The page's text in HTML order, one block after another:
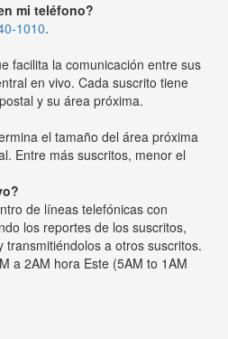
mi teléfono?
1010.
facilita la comunicación entre sus
en vivo. Cada suscrito tiene
y su área próxima.
el tamaño del área próxima
Entre más suscritos, menor el
de líneas telefónicas con
los reportes de los suscritos,
a otros suscritos.
a 2AM hora Este (5AM to 1AM